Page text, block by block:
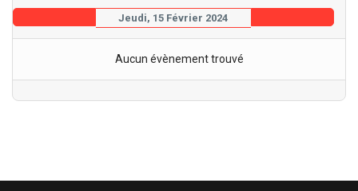
Jeudi, 15 Février 2024
Aucun évènement trouvé